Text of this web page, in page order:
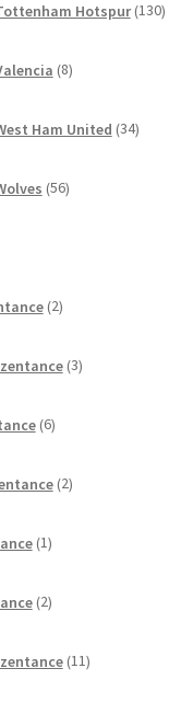
Hotspur 130
8izdelkov
Ham United 34izdelkov
56izdelkov
2izdelka
3izdelki
6izdelkov
2izdelka
1izdelek
2izdelka
11izdelkov